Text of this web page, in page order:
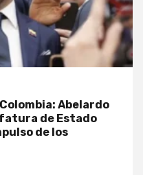
Abelardo
de Estado
de los